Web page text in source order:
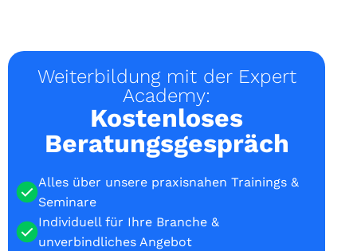
Weiterbildung mit der Expert
Academy:
Kostenloses
Beratungsgespräch
Alles über unsere praxisnahen Trainings &
Seminare
Individuell für Ihre Branche &
unverbindliches Angebot